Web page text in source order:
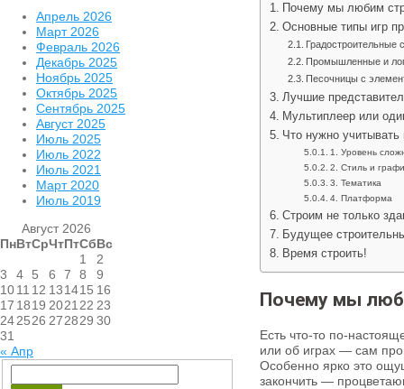
Апрель 2026
Март 2026
Февраль 2026
Декабрь 2025
Ноябрь 2025
Октябрь 2025
Сентябрь 2025
Август 2025
Июль 2025
Июль 2022
Июль 2021
Март 2020
Июль 2019
Август 2026
ПнВтСрЧтПтСбВс
1
2
3
4 5 6 7 8
9
1011 12 131415 16
17 1819 2021 22 23
242526 272829 30
31
« Апр
Почему мы любим
Основные типы игр
Градостроительные
Промышленные и
Песочницы с
Лучшие
Мультиплеер или
Что нужно учитывать
1. Уровень
2. Стиль и
3. Тематика
4. Платформа
Строим не только
Будущее
Время строить!
Почему мы
Есть что-то по-
или об играх — сам
Особенно ярко это
закончить —